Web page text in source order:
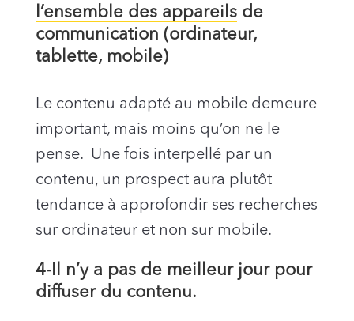
l’ensemble des appareilsde
communication (ordinateur,
tablette, mobile)
Le contenu adapté au mobile demeure
important, mais moins qu’on ne le
pense. Une fois interpellé par un
contenu, un prospect aura plutôt
tendance à approfondir ses recherches
sur ordinateur et non sur mobile.
4-Il n’y a pas de meilleur jour pour
diffuser du contenu.